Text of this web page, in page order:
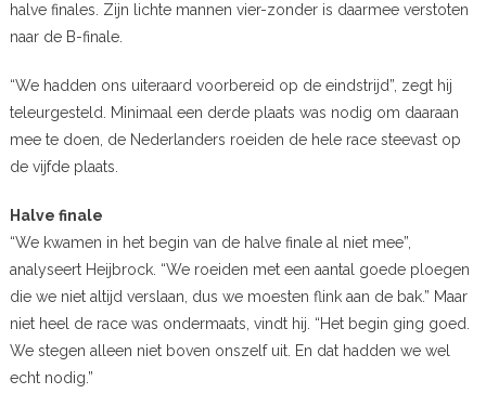
halve finales. Zijn lichte mannen vier-zonder is daarmee verstoten
naar de B-finale.
“We hadden ons uiteraard voorbereid op de eindstrijd”, zegt hij
teleurgesteld. Minimaal een derde plaats was nodig om daaraan
mee te doen, de Nederlanders roeiden de hele race steevast op
de vijfde plaats.
Halve finale
“We kwamen in het begin van de halve finale al niet mee”,
analyseert Heijbrock. “We roeiden met een aantal goede ploegen
die we niet altijd verslaan, dus we moesten flink aan de bak.” Maar
niet heel de race was ondermaats, vindt hij. “Het begin ging goed.
We stegen alleen niet boven onszelf uit. En dat hadden we wel
echt nodig.”